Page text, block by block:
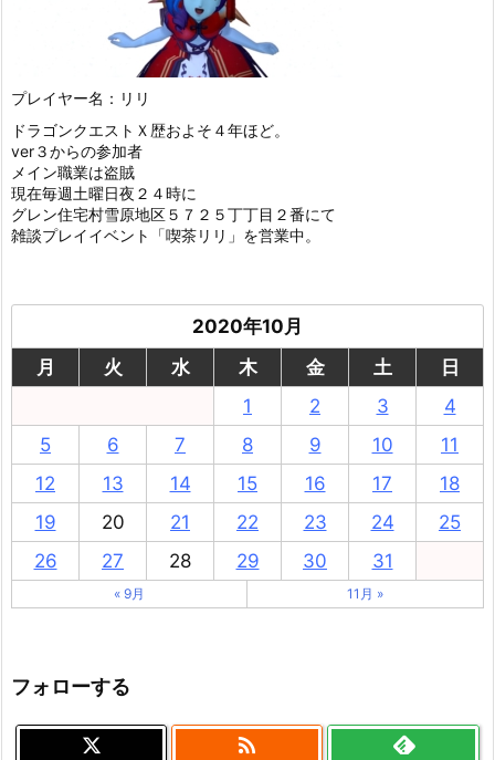
プレイヤー名：リリ
ドラゴンクエストＸ歴およそ４年ほど。
ver３からの参加者
メイン職業は盗賊
現在毎週土曜日夜２４時に
グレン住宅村雪原地区５７２５丁丁目２番にて
雑談プレイイベント「喫茶リリ」を営業中。
2020年10月
月
火 水 木 金 土
日
1
2 3
4
5
6 7 8 9 10
11
12
13 14 15 16 17
18
19
20 21 22 23 24
25
26
27 28 29 30 31
« 9月 11月 »
フォローする
